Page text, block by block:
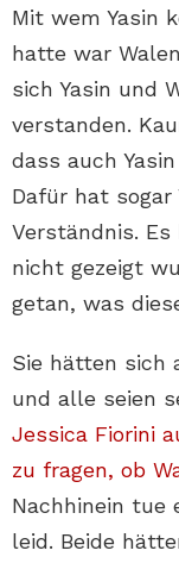
Mit wem Yasin
hatte war
sich Yasin und
verstanden.
dass auch
Dafür hat sogar
Verständnis. Es
nicht gezeigt
getan, was
Sie hätten sich
und alle seien
Jessica Fiorini
zu fragen, ob
Nachhinein tue
leid. Beide